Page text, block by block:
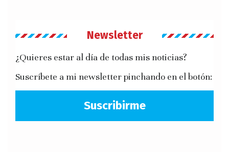
Newsletter
¿Quieres estar al día de todas mis noticias?
Suscríbete a mi newsletter pinchando en el botón:
Suscribirme